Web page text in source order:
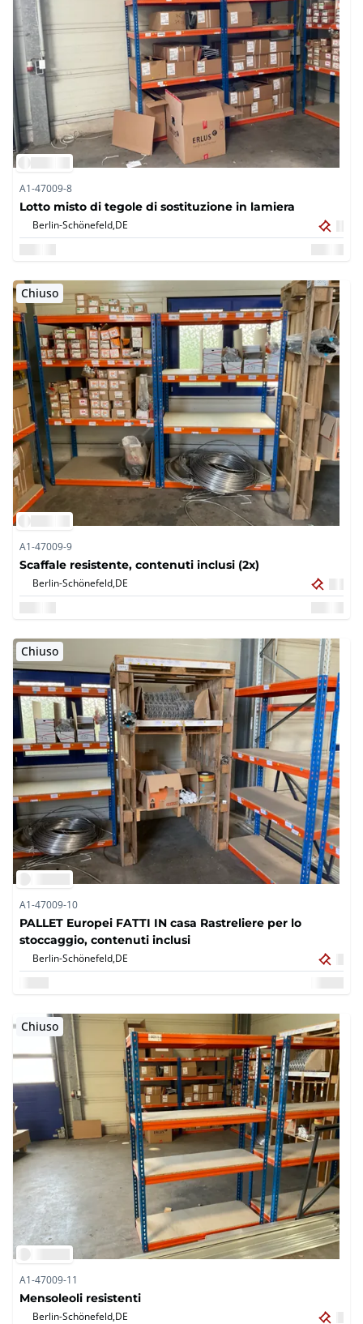
A1-47009-8
Lotto misto di tegole di sostituzione in lamiera
Berlin-Schönefeld,DE
Chiuso
A1-47009-9
Scaffale resistente, contenuti inclusi (2x)
Berlin-Schönefeld,DE
Chiuso
A1-47009-10
PALLET Europei FATTI IN casa Rastreliere per lo
stoccaggio, contenuti inclusi
Berlin-Schönefeld,DE
Chiuso
A1-47009-11
Mensoleoli resistenti
Berlin-Schönefeld,DE